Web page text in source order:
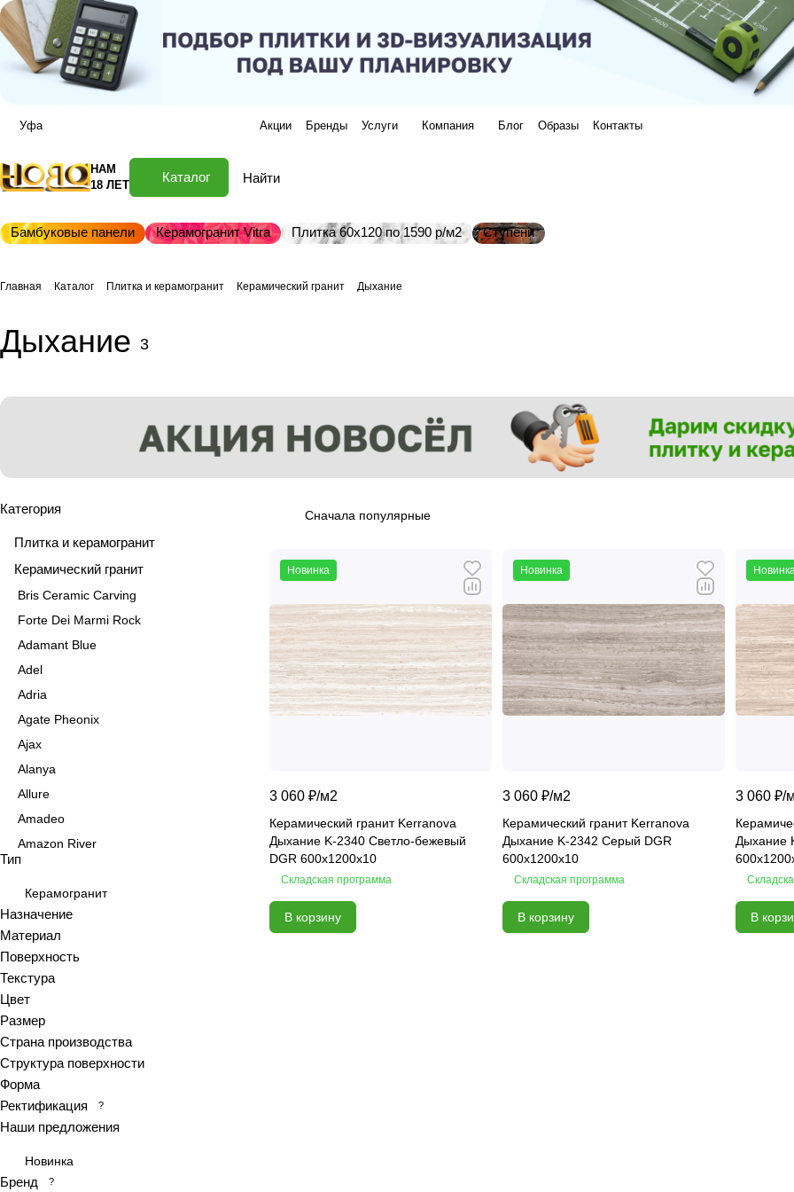
Уфа Акции Бренды Услуги Компания Блог Образы Контакты
НАМ
18 ЛЕТ
Каталог
Бамбуковые панели Керамогранит Vitra Плитка 60х120 по 1590 р/м2 Ступени
Главная Каталог Плитка и керамогранит Керамический гранит Дыхание
Дыхание 3
Сначала популярные
Новинка
3 060 ₽/м2
Керамический гранит Kerranova
Дыхание K-2340 Светло-бежевый
DGR 600x1200x10
Складская программа
В корзину
Новинка
3 060 ₽/м2
Керамический гранит Kerranova
Дыхание K-2342 Серый DGR
600x1200x10
Складская программа
В корзину
3 060 ₽/
Дыхание
В
Категория
Плитка и керамогранит
Керамический гранит
Bris Ceramic Carving
Forte Dei Marmi Rock
Adamant Blue
Adel
Adria
Agate Pheonix
Ajax
Alanya
Allure
Amadeo
Amazon River
Amber Agate
American Calacatta
Andrea
Antiquewood
Aragon
Arena
Argentina
Armani marble
Art
Art Ceramic 60х120
Ascot
Тип
Керамогранит
Назначение
Материал
Поверхность
Текстура
Цвет
Размер
Страна производства
Структура поверхности
Форма
Ректификация
?
Наши предложения
Новинка
Бренд ?